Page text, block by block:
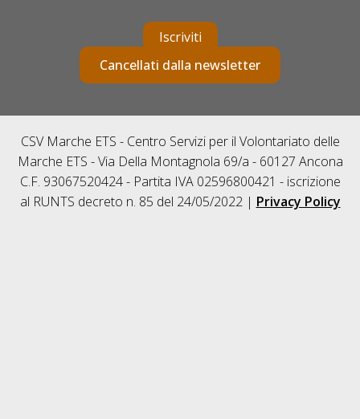
Iscriviti
Cancellati dalla newsletter
CSV Marche ETS - Centro Servizi per il Volontariato delle
Marche ETS - Via Della Montagnola 69/a - 60127 Ancona
C.F. 93067520424 - Partita IVA 02596800421 - iscrizione
al RUNTS decreto n. 85 del 24/05/2022 | Privacy Policy